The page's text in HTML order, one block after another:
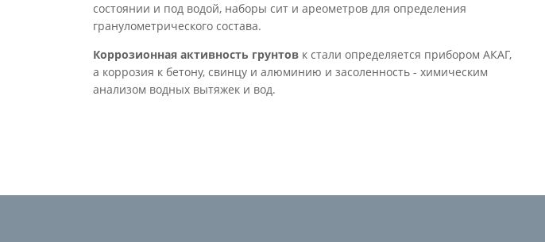
состоянии и под водой, наборы сит и ареометров для определения
гранулометрического состава.
Коррозионная активность грунтов к стали определяется прибором АКАГ,
а коррозия к бетону, свинцу и алюминию и засоленность - химическим
анализом водных вытяжек и вод.